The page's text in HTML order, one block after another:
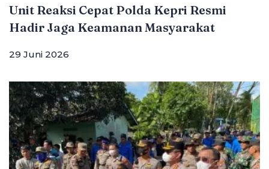
Unit Reaksi Cepat Polda Kepri Resmi
Hadir Jaga Keamanan Masyarakat
29 Juni 2026